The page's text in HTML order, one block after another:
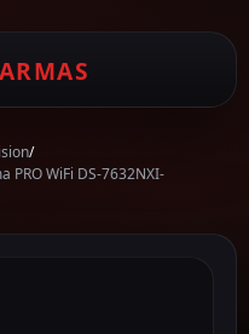
/
PRO WiFi DS-7632NXI-